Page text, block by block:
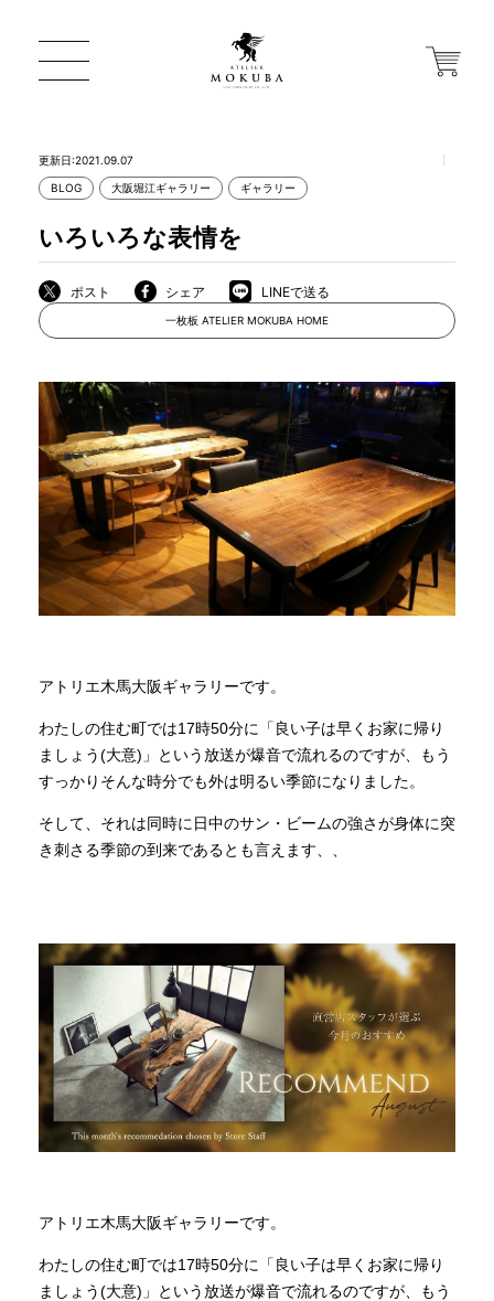
店舗から探す
MOKUBA について
商品情報
直営店
WEBカタログ
全商品一覧
納品事例
INFORMATION
MOKUBA CHANNEL
お問い合わせ
更新日:2021.09.07
BLOG 大阪堀江ギャラリー ギャラリー
いろいろな表情を
ポスト シェア LINEで送る
一枚板 ATELIER MOKUBA HOME
アトリエ木馬大阪ギャラリーです。
わたしの住む町では17時50分に「良い子は早くお家に帰り
ましょう(大意)」という放送が爆音で流れるのですが、もう
すっかりそんな時分でも外は明るい季節になりました。
そして、それは同時に日中のサン・ビームの強さが身体に突
き刺さる季節の到来であるとも言えます、、
アトリエ木馬大阪ギャラリーです。
わたしの住む町では17時50分に「良い子は早くお家に帰り
ましょう(大意)」という放送が爆音で流れるのですが、もう